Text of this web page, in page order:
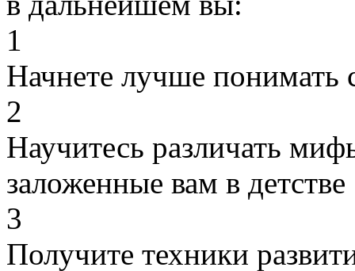
1
Начнете лучше понимать
2
Научитесь различать
заложенные вам в детстве
3
Получите техники